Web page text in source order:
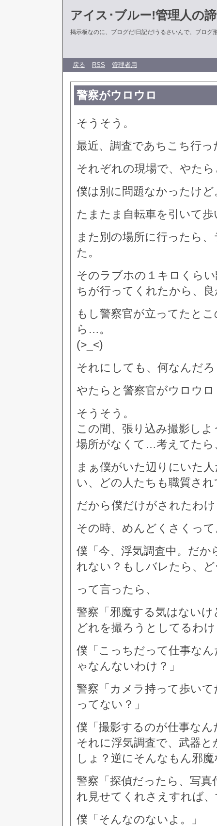
アイス･ブルー!管理人の
掲示板なのに、ブログだ!日記だ!うるさいんで、ブログ
戻る RSS 管理者用
警察がウロウロ
そうそう。
最近、調査であちこち行
それぞれの現場で、やた
僕は別に問題なかったけど
たまたま自転車を引いて
また別の場所に行ったら
た。
そのラブホの１キロくら
ちが行ってくれたから、
もし警察官が立ってたと
ら…。
(>_<)
それにしても、何なんだ
やたらと警察官がウロウ
そうそう。
この間、張り込み撮影し
場所がなくて…考えてたら
まぁ僕がいた辺りにいた
い、どの人たちも職質さ
だから僕だけがされたわ
その時、めんどくさくっ
僕「今、浮気調査中。だ
れない？もしバレたら、
って言ったら、
警察「邪魔する気はない
どれを撮ろうとしてるわ
僕「こっちだって仕事な
ゃなんないわけ？」
警察「カメラ持って歩い
ってない？」
僕「撮影するのが仕事な
それに浮気調査で、武器
しょ？逆にそんなもん邪
警察「探偵だったら、写
れ見せてくれさえすれば
僕「そんなのないよ。」